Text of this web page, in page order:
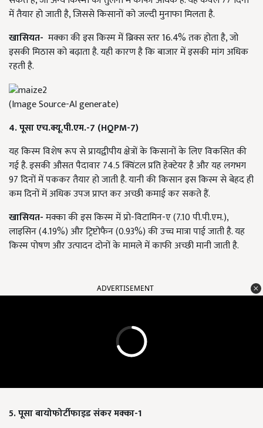
में तैयार हो जाती है, जिससे किसानों को जल्दी मुनाफा मिलता है.
खासियत- मक्का की इस किस्म में ब्रिक्स स्तर 16.4% तक होता है, जो
इसकी मिठास को बढ़ाता है. यही कारण है कि बाजार में इसकी मांग अधिक
रहती है.
(Image Source-AI generate)
4. पूसा एच.क्यू.पी.एम.-7 (HQPM-7)
यह किस्म विशेष रूप से प्रायद्वीपीय क्षेत्रों के किसानों के लिए विकसित की
गई है. इसकी औसत पैदावार 74.5 क्विंटल प्रति हेक्टेयर है और यह लगभग
97 दिनों में पककर तैयार हो जाती है. यानी की किसान इस किस्म से बेहद ही
कम दिनों में अधिक उपज प्राप्त कर अच्छी कमाई कर सकते हैं.
खासियत-मक्का की इस किस्म में प्रो-विटामिन-ए (7.10 पी.पी.एम.),
लाइसिन (4.19%) और ट्रिप्टोफैन (0.93%) की उच्च मात्रा पाई जाती है. यह
किस्म पोषण और उत्पादन दोनों के मामले में काफी अच्छी मानी जाती है.
ADVERTISEMENT
5. पूसा बायोफोर्टीफाइड संकर मक्का-1